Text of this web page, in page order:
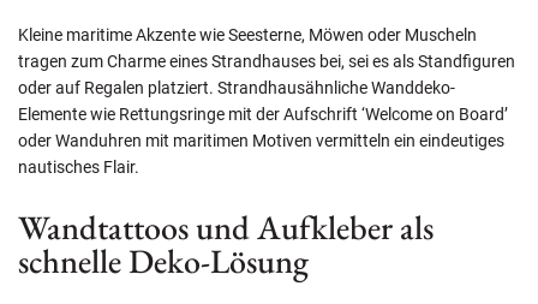
Kleine maritime Akzente wie Seesterne, Möwen oder Muscheln
tragen zum Charme eines Strandhauses bei, sei es als Standfiguren
oder auf Regalen platziert. Strandhausähnliche Wanddeko-
Elemente wie Rettungsringe mit der Aufschrift ‘Welcome on Board’
oder Wanduhren mit maritimen Motiven vermitteln ein eindeutiges
nautisches Flair.
Wandtattoos und Aufkleber als
schnelle Deko-Lösung